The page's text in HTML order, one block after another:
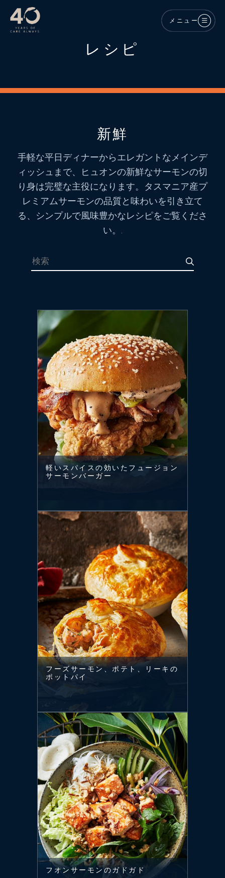
メインコンテンツへスキップ
メニュー
レシピ
新鮮
手軽な平日ディナーからエレガントなメインデ
ィッシュまで、ヒュオンの新鮮なサーモンの切
り身は完璧な主役になります。タスマニア産プ
レミアムサーモンの品質と味わいを引き立て
る、シンプルで風味豊かなレシピをご覧くださ
い。.
検索
軽いスパイスの効いたフュージョン
サーモンバーガー
フーズサーモン、ポテト、リーキの
ポットパイ
フオンサーモンのガドガド